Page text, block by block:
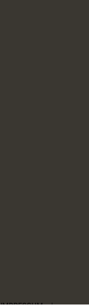
IMPRESSUM